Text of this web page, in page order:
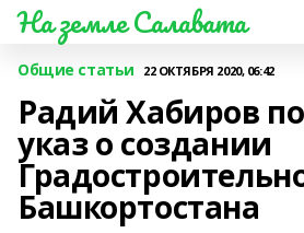
На земле Салавата
Общие статьи 22 ОКТЯБРЯ 2020, 06:42
Радий Хабиров
указ о создании
Башкортостана